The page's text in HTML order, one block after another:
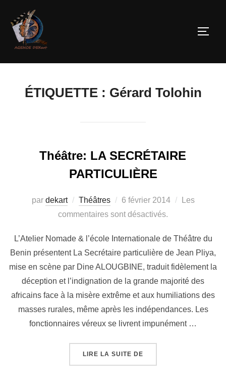
ÉTIQUETTE : Gérard Tolohin
Théâtre: LA SECRÉTAIRE
PARTICULIÈRE
par dekart Théâtres 6 février 2014
Les
commentaires sont désactivés.
L’Atelier Nomade & l’école Internationale de Théâtre du
Benin présentent La Secrétaire particulière de Jean Pliya,
mise en scène par Dine ALOUGBINE, traduit fidèlement la
déception et l’indignation de la grande majorité des
africains face à la misère extrême et aux humiliations des
masses rurales, même après les indépendances. Les
fonctionnaires véreux se livrent impunément …
LIRE LA SUITE DE